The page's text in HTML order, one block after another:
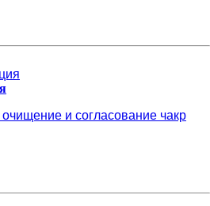
и согласование чакр